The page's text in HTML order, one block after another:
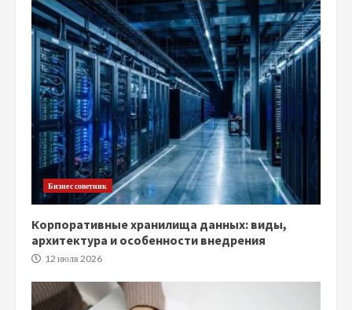
Бизнес советник
Корпоративные хранилища данных: виды,
архитектура и особенности внедрения
12 июля 2026